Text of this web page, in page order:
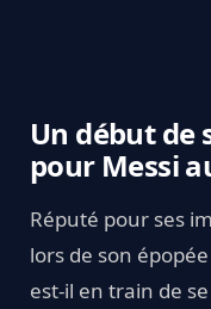
Un début de
pour Messi
Réputé pour ses
lors de son
est-il en train de